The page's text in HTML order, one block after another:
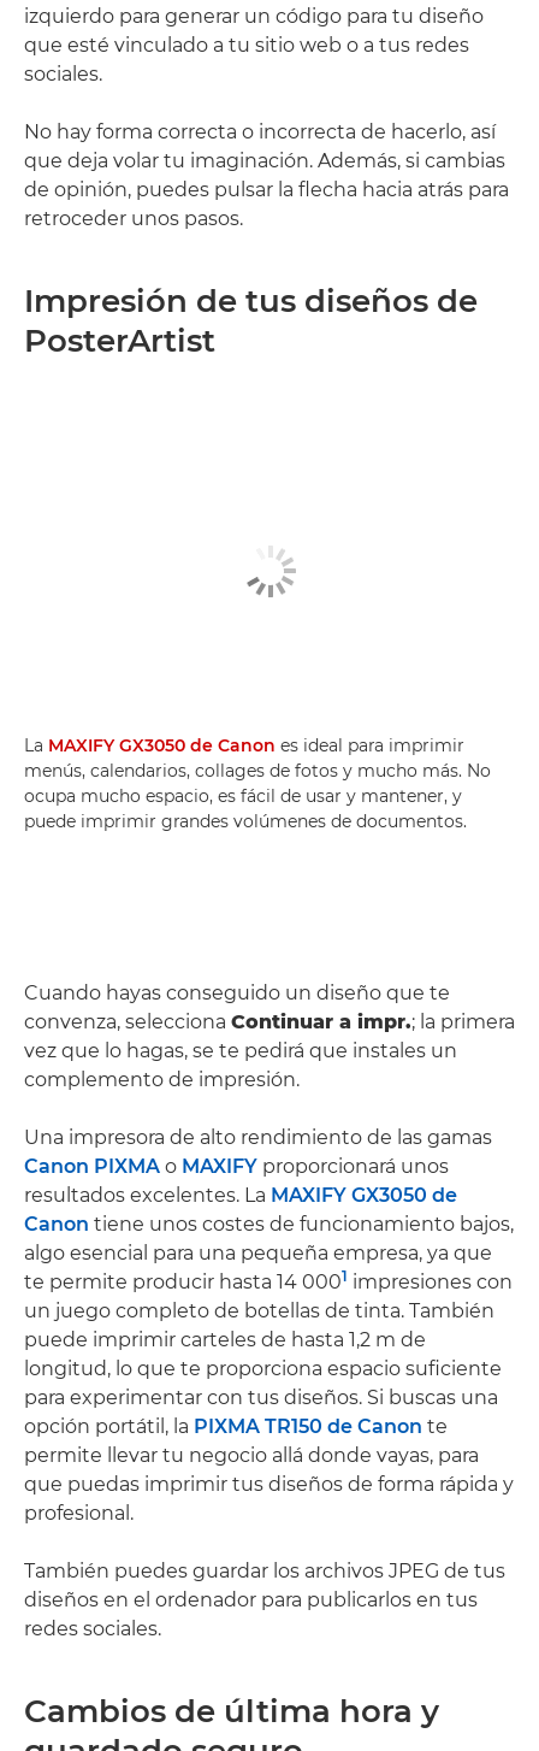
izquierdo para generar un código para tu diseño
que esté vinculado a tu sitio web o a tus redes
sociales.
No hay forma correcta o incorrecta de hacerlo, así
que deja volar tu imaginación. Además, si cambias
de opinión, puedes pulsar la flecha hacia atrás para
retroceder unos pasos.
Impresión de tus diseños de
PosterArtist
La MAXIFY GX3050 de Canon es ideal para imprimir
menús, calendarios, collages de fotos y mucho más. No
ocupa mucho espacio, es fácil de usar y mantener, y
puede imprimir grandes volúmenes de documentos.
Cuando hayas conseguido un diseño que te
convenza, selecciona Continuar a impr.; la primera
vez que lo hagas, se te pedirá que instales un
complemento de impresión.
Una impresora de alto rendimiento de las gamas
Canon PIXMA o MAXIFY proporcionará unos
resultados excelentes. La MAXIFY GX3050 de
Canon tiene unos costes de funcionamiento bajos,
algo esencial para una pequeña empresa, ya que
te permite producir hasta 14 0001 impresiones con
un juego completo de botellas de tinta. También
puede imprimir carteles de hasta 1,2 m de
longitud, lo que te proporciona espacio suficiente
para experimentar con tus diseños. Si buscas una
opción portátil, la PIXMA TR150 de Canon te
permite llevar tu negocio allá donde vayas, para
que puedas imprimir tus diseños de forma rápida y
profesional.
También puedes guardar los archivos JPEG de tus
diseños en el ordenador para publicarlos en tus
redes sociales.
Cambios de última hora y